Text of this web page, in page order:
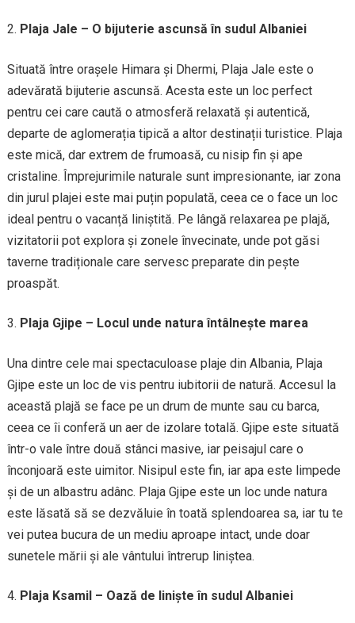
Plaja Jale – O bijuterie ascunsă în sudul Albaniei
Situată între orașele Himara și Dhermi, Plaja Jale este o
adevărată bijuterie ascunsă. Acesta este un loc perfect
pentru cei care caută o atmosferă relaxată și autentică,
departe de aglomerația tipică a altor destinații turistice. Plaja
este mică, dar extrem de frumoasă, cu nisip fin și ape
cristaline. Împrejurimile naturale sunt impresionante, iar zona
din jurul plajei este mai puțin populată, ceea ce o face un loc
ideal pentru o vacanță liniștită. Pe lângă relaxarea pe plajă,
vizitatorii pot explora și zonele învecinate, unde pot găsi
taverne tradiționale care servesc preparate din pește
proaspăt.
Plaja Gjipe – Locul unde natura întâlnește marea
Una dintre cele mai spectaculoase plaje din Albania, Plaja
Gjipe este un loc de vis pentru iubitorii de natură. Accesul la
această plajă se face pe un drum de munte sau cu barca,
ceea ce îi conferă un aer de izolare totală. Gjipe este situată
într-o vale între două stânci masive, iar peisajul care o
înconjoară este uimitor. Nisipul este fin, iar apa este limpede
și de un albastru adânc. Plaja Gjipe este un loc unde natura
este lăsată să se dezvăluie în toată splendoarea sa, iar tu te
vei putea bucura de un mediu aproape intact, unde doar
sunetele mării și ale vântului întrerup liniștea.
Plaja Ksamil – Oază de liniște în sudul Albaniei